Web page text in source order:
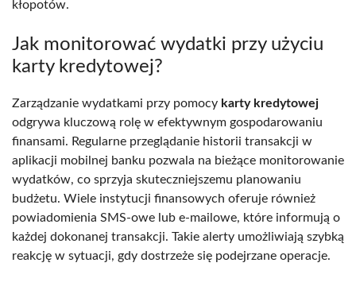
kłopotów.
Jak monitorować wydatki przy użyciu
karty kredytowej?
Zarządzanie wydatkami przy pomocy karty kredytowej
odgrywa kluczową rolę w efektywnym gospodarowaniu
finansami. Regularne przeglądanie historii transakcji w
aplikacji mobilnej banku pozwala na bieżące monitorowanie
wydatków, co sprzyja skuteczniejszemu planowaniu
budżetu. Wiele instytucji finansowych oferuje również
powiadomienia SMS-owe lub e-mailowe, które informują o
każdej dokonanej transakcji. Takie alerty umożliwiają szybką
reakcję w sytuacji, gdy dostrzeże się podejrzane operacje.